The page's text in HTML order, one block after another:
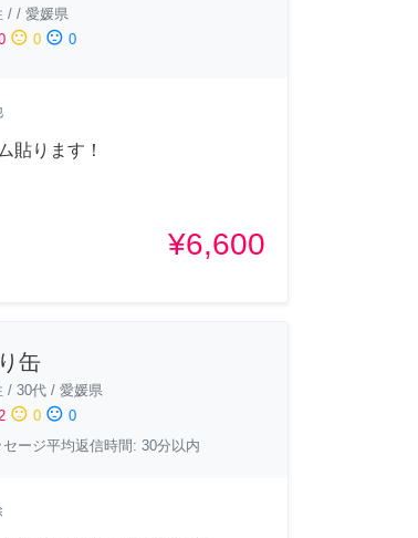
/ / 愛媛県
sentiment_neutral 0 sentiment_dissatisfied 0
貼ります！
¥6,600
缶
/ 30代/ 愛媛県
2 sentiment_neutral 0 sentiment_dissatisfied 0
セージ平均返信時間: 30分以内